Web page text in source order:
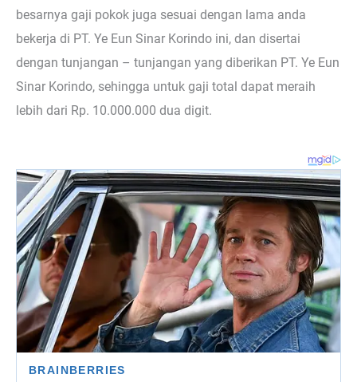
besarnya gaji pokok juga sesuai dengan lama anda
bekerja di PT. Ye Eun Sinar Korindo ini, dan disertai
dengan tunjangan – tunjangan yang diberikan PT. Ye Eun
Sinar Korindo, sehingga untuk gaji total dapat meraih
lebih dari Rp. 10.000.000 dua digit.